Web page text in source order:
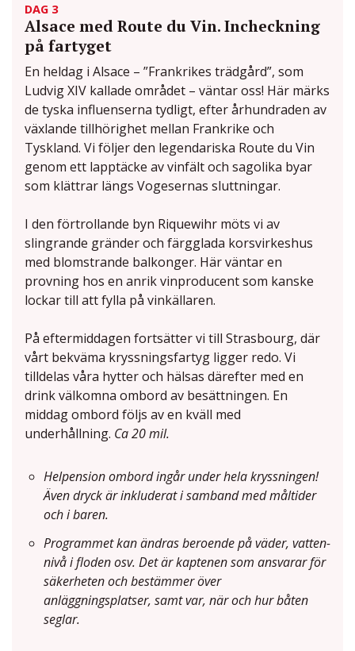
DAG 3
Alsace med Route du Vin. Incheckning
på fartyget
En heldag i Alsace – ”Frankrikes trädgård”, som
Ludvig XIV kallade området – väntar oss! Här märks
de tyska influenserna tydligt, efter århundraden av
växlande tillhörighet mellan Frankrike och
Tyskland. Vi följer den legendariska Route du Vin
genom ett lapptäcke av vinfält och sagolika byar
som klättrar längs Vogesernas sluttningar.
I den förtrollande byn Riquewihr möts vi av
slingrande gränder och färgglada korsvirkeshus
med blomstrande balkonger. Här väntar en
provning hos en anrik vinproducent som kanske
lockar till att fylla på vinkällaren.
På eftermiddagen fortsätter vi till Strasbourg, där
vårt bekväma kryssningsfartyg ligger redo. Vi
tilldelas våra hytter och hälsas därefter med en
drink välkomna ombord av besättningen. En
middag ombord följs av en kväll med
underhållning. Ca 20 mil.
Helpension ombord ingår under hela kryssningen!
Även dryck är inkluderat i samband med måltider
och i baren.
Programmet kan ändras beroende på väder, vatten-
nivå i floden osv. Det är kaptenen som ansvarar för
säkerheten och bestämmer över
anläggningsplatser, samt var, när och hur båten
seglar.